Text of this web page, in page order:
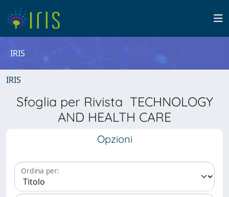
IRIS
IRIS
Sfoglia per Rivista TECHNOLOGY
AND HEALTH CARE
Opzioni
Ordina per: